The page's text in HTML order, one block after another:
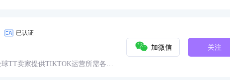
已认证
TT卖家提供TIKTOK运营所需各种
加微信 关注